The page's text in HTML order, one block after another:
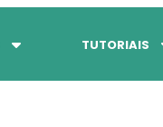
TUTORIAIS